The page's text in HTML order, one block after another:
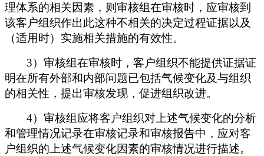
理体系的相关因素，则审核组在审核时，应审核到
该客户组织作出此这种不相关的决定过程证据以及
（适用时）实施相关措施的有效性。
3）审核组在审核时，客户组织不能提供证据证
明在所有外部和内部问题已包括气候变化及与组织
的相关性，提出审核发现，促进组织改进。
4）审核组应将客户组织对上述气候变化的分析
和管理情况记录在审核记录和审核报告中，应对客
户组织的上述气候变化因素的审核情况进行描述。